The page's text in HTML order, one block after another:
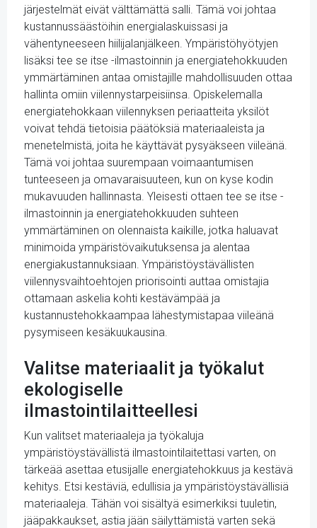
järjestelmät eivät välttämättä salli. Tämä voi johtaa
kustannussäästöihin energialaskuissasi ja
vähentyneeseen hiilijalanjälkeen. Ympäristöhyötyjen
lisäksi tee se itse -ilmastoinnin ja energiatehokkuuden
ymmärtäminen antaa omistajille mahdollisuuden ottaa
hallinta omiin viilennystarpeisiinsa. Opiskelemalla
energiatehokkaan viilennyksen periaatteita yksilöt
voivat tehdä tietoisia päätöksiä materiaaleista ja
menetelmistä, joita he käyttävät pysyäkseen viileänä.
Tämä voi johtaa suurempaan voimaantumisen
tunteeseen ja omavaraisuuteen, kun on kyse kodin
mukavuuden hallinnasta. Yleisesti ottaen tee se itse -
ilmastoinnin ja energiatehokkuuden suhteen
ymmärtäminen on olennaista kaikille, jotka haluavat
minimoida ympäristövaikutuksensa ja alentaa
energiakustannuksiaan. Ympäristöystävällisten
viilennysvaihtoehtojen priorisointi auttaa omistajia
ottamaan askelia kohti kestävämpää ja
kustannustehokkaampaa lähestymistapaa viileänä
pysymiseen kesäkuukausina.
Valitse materiaalit ja työkalut
ekologiselle
ilmastointilaitteellesi
Kun valitset materiaaleja ja työkaluja
ympäristöystävällistä ilmastointilaitettasi varten, on
tärkeää asettaa etusijalle energiatehokkuus ja kestävä
kehitys. Etsi kestäviä, edullisia ja ympäristöystävällisiä
materiaaleja. Tähän voi sisältyä esimerkiksi tuuletin,
jääpakkaukset, astia jään säilyttämistä varten sekä